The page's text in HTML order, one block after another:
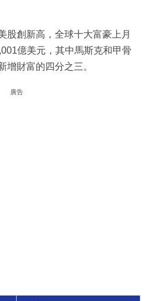
股創新高，全球十大富豪上月
億美元，其中馬斯克和甲骨
增財富的四分之三。
廣告